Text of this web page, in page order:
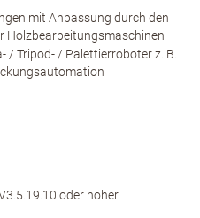
mit Anpassung durch den
Holzbearbeitungsmaschinen
/ Tripod- / Palettierroboter z. B.
oder höher